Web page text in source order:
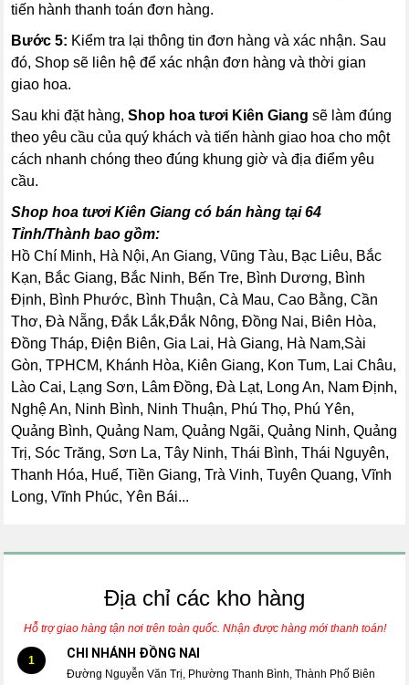
tiến hành thanh toán đơn hàng.
Bước 5: Kiểm tra lại thông tin đơn hàng và xác nhận. Sau
đó, Shop sẽ liên hệ để xác nhận đơn hàng và thời gian
giao hoa.
Sau khi đặt hàng,Shop hoa tươi Kiên Giang sẽ làm đúng
theo yêu cầu của quý khách và tiến hành giao hoa cho một
cách nhanh chóng theo đúng khung giờ và địa điểm yêu
cầu.
Shop hoa tươi Kiên Giang có bán hàng tại 64
Tỉnh/Thành bao gồm:
Hồ Chí Minh, Hà Nội, An Giang, Vũng Tàu, Bạc Liêu, Bắc
Kạn, Bắc Giang, Bắc Ninh, Bến Tre, Bình Dương, Bình
Định, Bình Phước, Bình Thuận, Cà Mau, Cao Bằng, Cần
Thơ, Đà Nẵng, Đắk Lắk,Đắk Nông, Đồng Nai, Biên Hòa,
Đồng Tháp, Điện Biên, Gia Lai, Hà Giang, Hà Nam,Sài
Gòn, TPHCM, Khánh Hòa, Kiên Giang, Kon Tum, Lai Châu,
Lào Cai, Lạng Sơn, Lâm Đồng, Đà Lạt, Long An, Nam Định,
Nghệ An, Ninh Bình, Ninh Thuận, Phú Thọ, Phú Yên,
Quảng Bình, Quảng Nam, Quảng Ngãi, Quảng Ninh, Quảng
Trị, Sóc Trăng, Sơn La, Tây Ninh, Thái Bình, Thái Nguyên,
Thanh Hóa, Huế, Tiền Giang, Trà Vinh, Tuyên Quang, Vĩnh
Long, Vĩnh Phúc, Yên Bái...
Địa chỉ các kho hàng
Hỗ trợ giao hàng tận nơi trên toàn quốc. Nhận được hàng mới thanh toán!
1 CHI NHÁNH ĐỒNG NAI
Đường Nguyễn Văn Trị, Phường Thanh Bình, Thành Phố Biên